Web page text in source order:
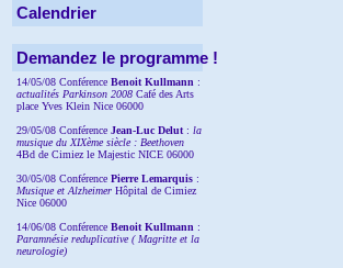
Calendrier
Demandez le programme !
14/05/08 Conférence Benoit Kullmann :
actualités Parkinson 2008 Café des Arts
place Yves Klein Nice 06000
29/05/08 Conférence Jean-Luc Delut : la
musique du XIXème siècle : Beethoven
4Bd de Cimiez le Majestic NICE 06000
30/05/08 Conférence Pierre Lemarquis :
Musique et Alzheimer Hôpital de Cimiez
Nice 06000
14/06/08 Conférence Benoit Kullmann :
Paramnésie reduplicative ( Magritte et la
neurologie)